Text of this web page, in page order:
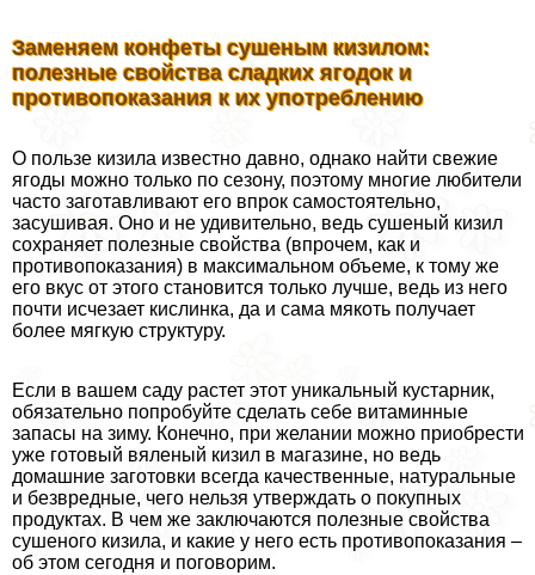
Заменяем конфеты сушеным кизилом:
полезные свойства сладких ягодок и
противопоказания к их употрeблению
О пользе кизила известно давно, однако найти свежие
ягоды можно только по сезону, поэтому многие любители
часто заготавливают его впрок самостоятельно,
засушивая. Оно и не удивительно, ведь сушеный кизил
сохраняет полезные свойства (впрочем, как и
противопоказания) в максимальном объеме, к тому же
его вкус от этого становится только лучше, ведь из него
почти исчезает кислинка, да и сама мякоть получает
более мягкую структуру.
Если в вашем саду растет этот уникальный кустарник,
обязательно попробуйте сделать себе витаминные
запасы на зиму. Конечно, при желании можно приобрести
уже готовый вяленый кизил в магазине, но ведь
домашние заготовки всегда качественные, натуральные
и безвредные, чего нельзя утверждать о покупных
продуктах. В чем же заключаются полезные свойства
сушеного кизила, и какие у него есть противопоказания –
об этом сегодня и поговорим.